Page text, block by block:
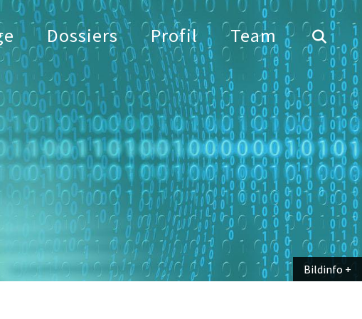
Dossiers Profil Team
Bildinfo
Bildinfo